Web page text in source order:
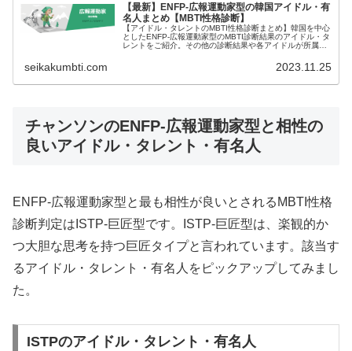
【最新】ENFP-広報運動家型の韓国アイドル・有
名人まとめ【MBTI性格診断】
【アイドル・タレントのMBTI性格診断まとめ】韓国を中心
としたENFP-広報運動家型のMBTI診断結果のアイドル・タ
レントをご紹介。その他の診断結果や各アイドルが所属す
seikakumbti.com 2023.11.25
チャンソンのENFP-広報運動家型と相性の
良いアイドル・タレント・有名人
ENFP-広報運動家型と最も相性が良いとされるMBTI性格
診断判定はISTP-巨匠型です。ISTP-巨匠型は、楽観的か
つ大胆な思考を持つ巨匠タイプと言われています。該当す
るアイドル・タレント・有名人をピックアップしてみまし
た。
ISTPのアイドル・タレント・有名人